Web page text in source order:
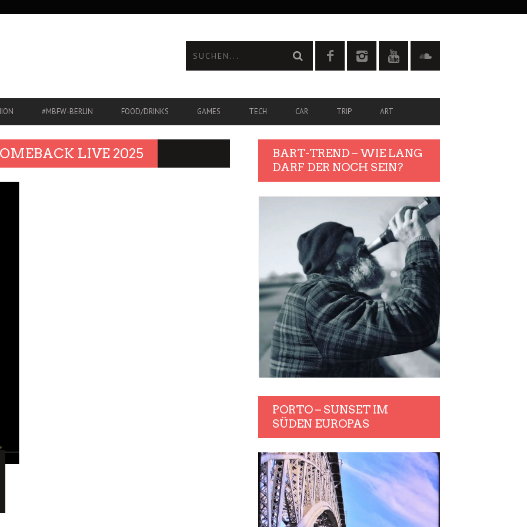
#MBFW-BERLIN FOOD/DRINKS GAMES TECH CAR TRIP ART
LIVE 2025
BART-TREND – WIE LANG
DARF DER NOCH SEIN?
PORTO – SUNSET IM
SÜDEN EUROPAS